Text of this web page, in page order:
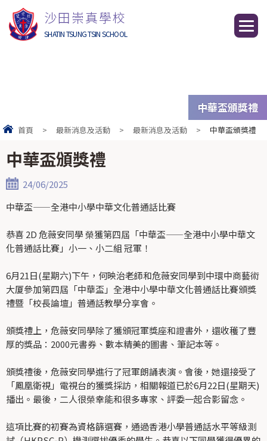
沙田崇真學校
SHATIN TSUNG TSIN SCHOOL
中華盃頒獎禮
首頁 > 最新消息及活動 > 最新消息及活動 > 中華盃頒獎禮
中華盃頒獎禮
24/06/2025
中華盃——全港中小學中華文化普通話比賽
恭喜 2D 危薇安同學 榮獲第四屆「中華盃——全港中小學中華文
化普通話比賽」小一、小二組 冠軍！
6月21日(星期六)下午，何映治老師和危薇安同學到中環中商藝術
大厦參加第四屆「中華盃」全港中小學中華文化普通話比賽頒獎
禮暨「校長論壇」普通話教學分享會。
頒獎禮上，危薇安同學除了獲頒冠軍獎座和證書外，還收穫了豐
厚的獎品：2000元書券、數本精美的圖書、筆記本等。
頒獎禮後，危薇安同學進行了冠軍朗誦表演。會後，她還接受了
「鳳凰衛視」電視台的獲獎採訪，相關報道已於6月22日(星期天)
播出。最後，二人很榮幸能和很多專家、評委一起合影留念。
這項比賽的初賽為資格篩選賽，通過香港小學普通話水平等級測